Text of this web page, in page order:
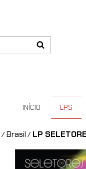
INÍCIO LPS
/Brasil / LP